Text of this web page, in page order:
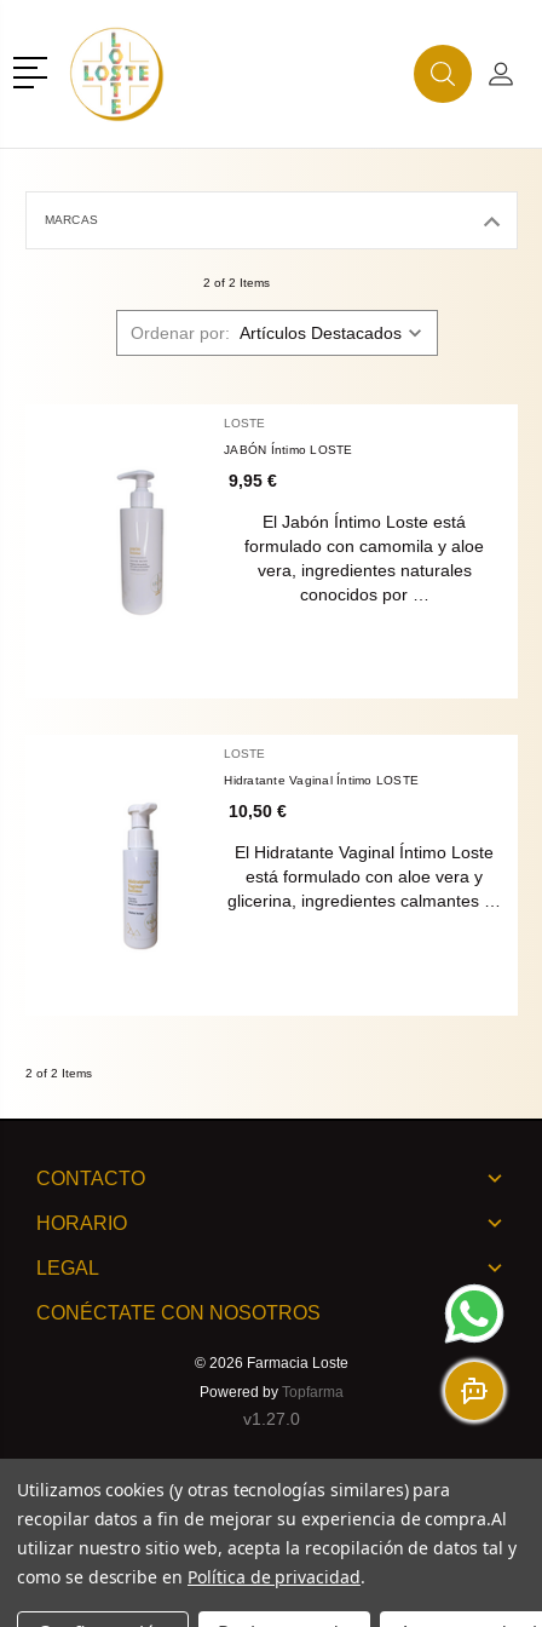
Menú
BuscarMi
MARCAS
2 of 2 Items
Ordenar por:
LOSTE
JABÓN Íntimo LOSTE
9,95 €
El Jabón Íntimo Loste está
formulado con camomila y aloe
vera, ingredientes naturales
conocidos por …
LOSTE
Hidratante Vaginal Íntimo LOSTE
10,50 €
El Hidratante Vaginal Íntimo Loste
está formulado con aloe vera y
glicerina, ingredientes calmantes …
2 of 2 Items
CONTACTO
HORARIO
LEGAL
CONÉCTATE CON NOSOTROS
© 2026 Farmacia Loste
Powered by Topfarma
v1.27.0
Utilizamos cookies (y otras tecnologías similares) para
recopilar datos a fin de mejorar su experiencia de compra.Al
utilizar nuestro sitio web, acepta la recopilación de datos tal y
como se describe en Política de privacidad.